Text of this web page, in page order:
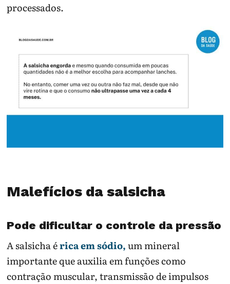
processados.
Malefícios da salsicha
Pode dificultar o controle da pressão
A salsicha érica em sódio,um mineral
importante que auxilia em funções como
contração muscular, transmissão de impulsos